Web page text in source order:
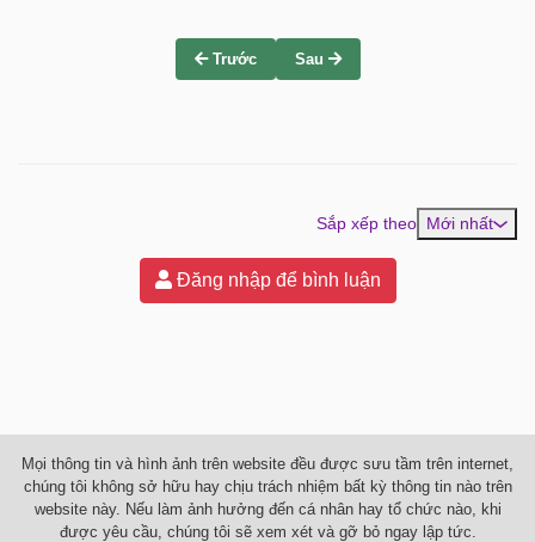
Trước Sau
Sắp xếp theo Mới nhất
Đăng nhập để bình luận
Mọi thông tin và hình ảnh trên website đều được sưu tầm trên internet,
chúng tôi không sở hữu hay chịu trách nhiệm bất kỳ thông tin nào trên
website này. Nếu làm ảnh hưởng đến cá nhân hay tổ chức nào, khi
được yêu cầu, chúng tôi sẽ xem xét và gỡ bỏ ngay lập tức.